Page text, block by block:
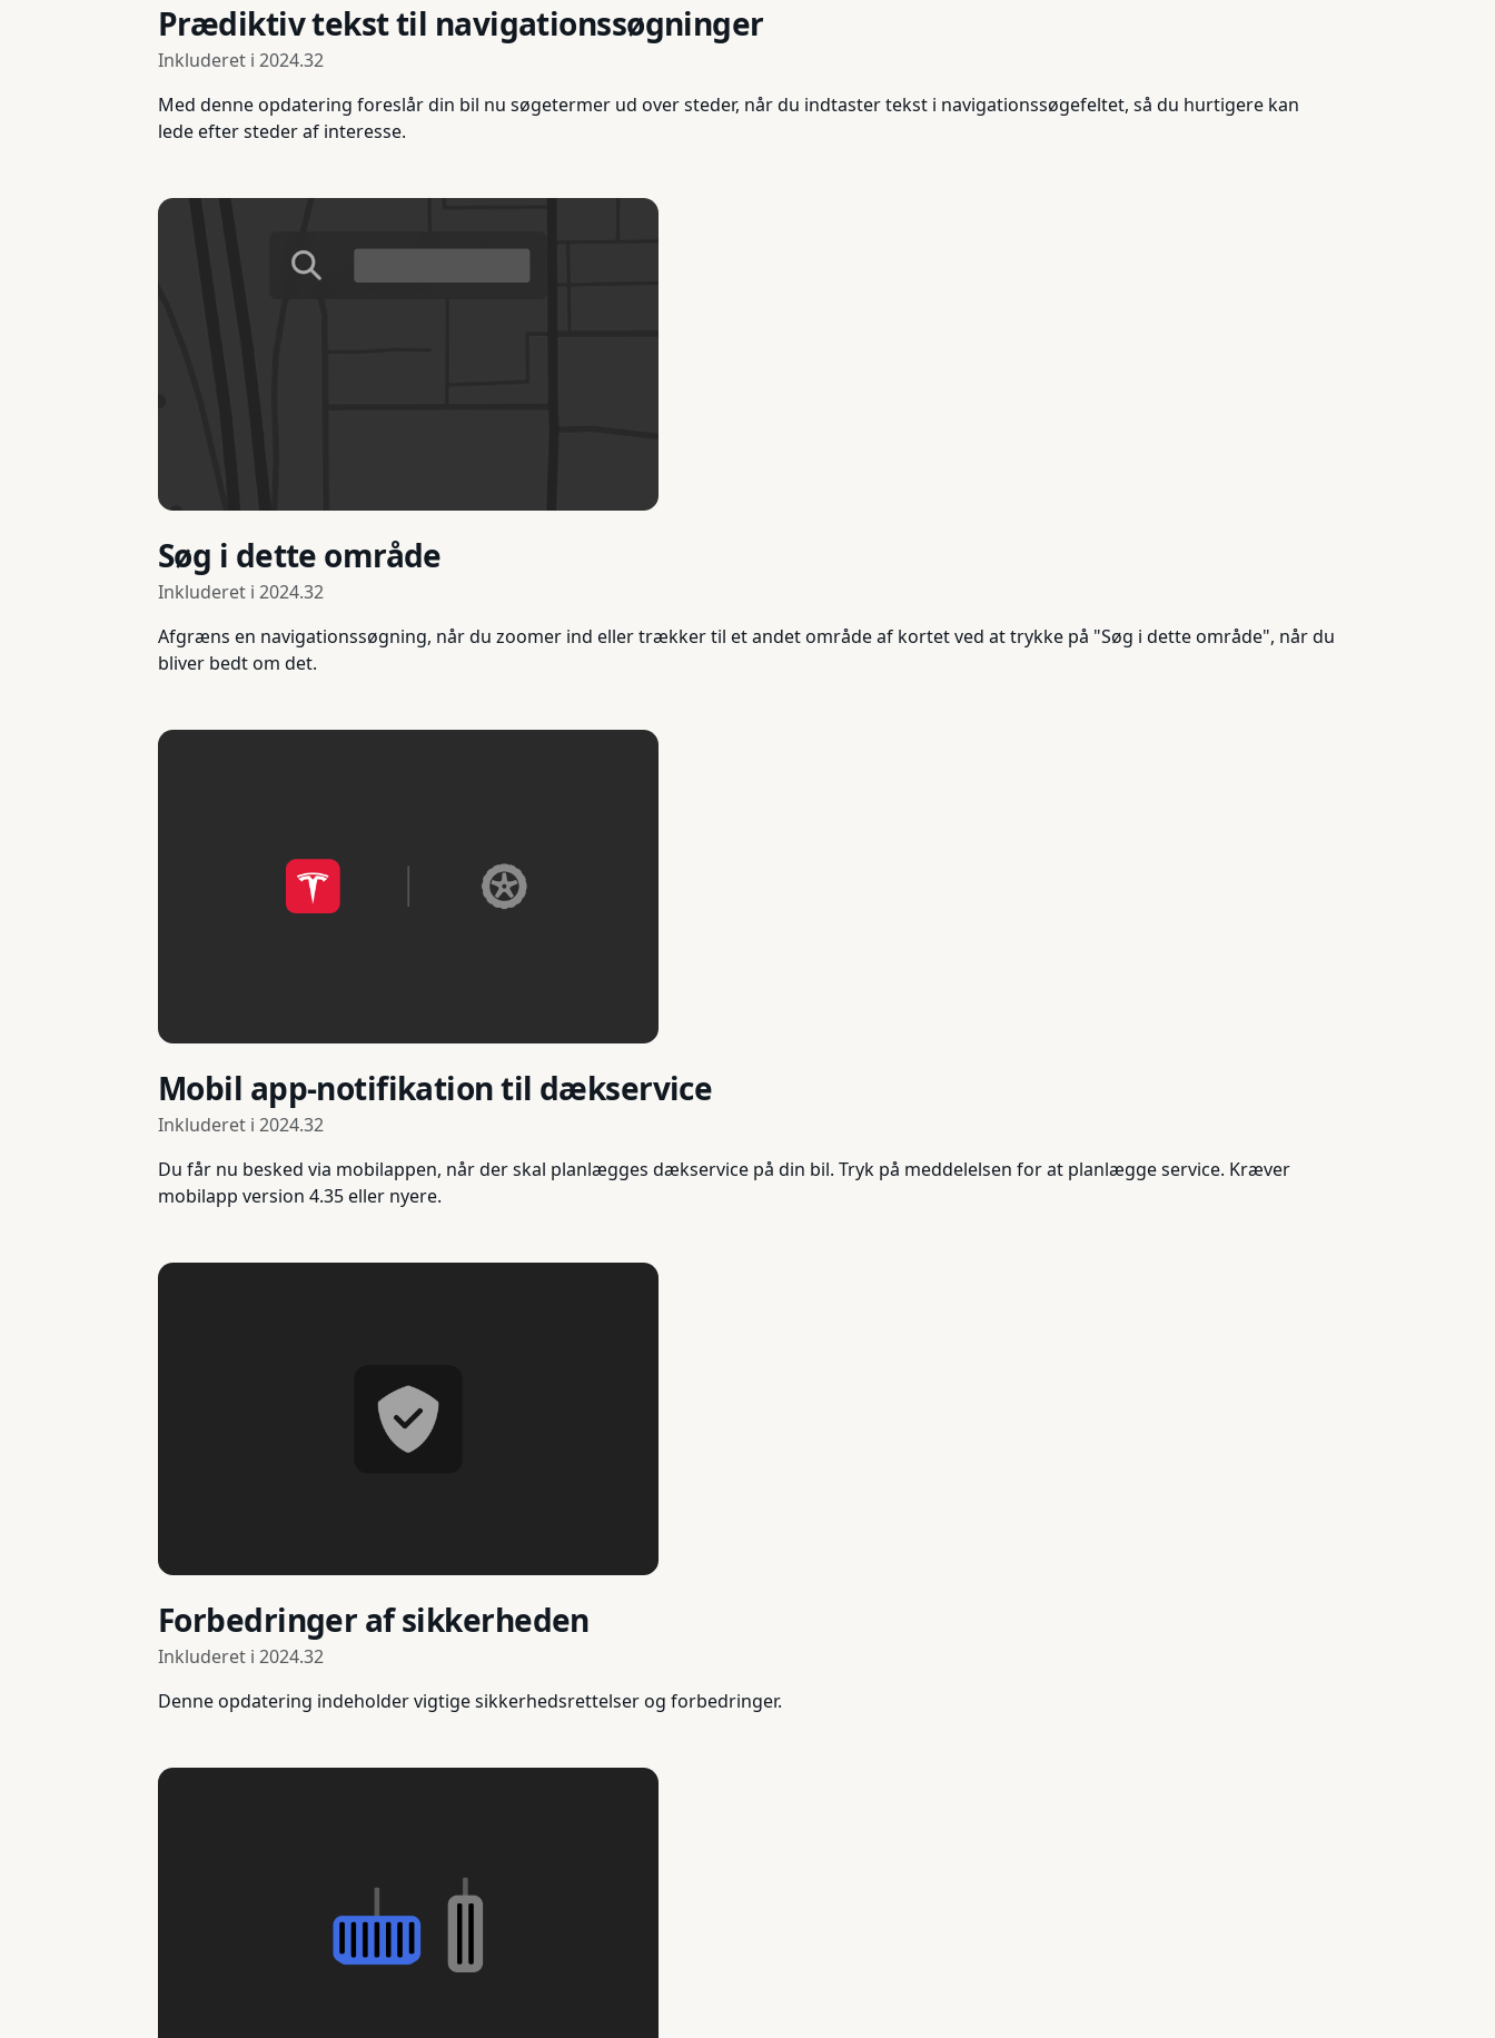
Prædiktiv tekst til navigationssøgninger
Inkluderet i 2024.32
Med denne opdatering foreslår din bil nu søgetermer ud over steder, når du indtaster tekst i navigationssøgefeltet, så du hurtigere kan
lede efter steder af interesse.
Søg i dette område
Inkluderet i 2024.32
Afgræns en navigationssøgning, når du zoomer ind eller trækker til et andet område af kortet ved at trykke på "Søg i dette område", når du
bliver bedt om det.
Mobil app-notifikation til dækservice
Inkluderet i 2024.32
Du får nu besked via mobilappen, når der skal planlægges dækservice på din bil. Tryk på meddelelsen for at planlægge service. Kræver
mobilapp version 4.35 eller nyere.
Forbedringer af sikkerheden
Inkluderet i 2024.32
Denne opdatering indeholder vigtige sikkerhedsrettelser og forbedringer.